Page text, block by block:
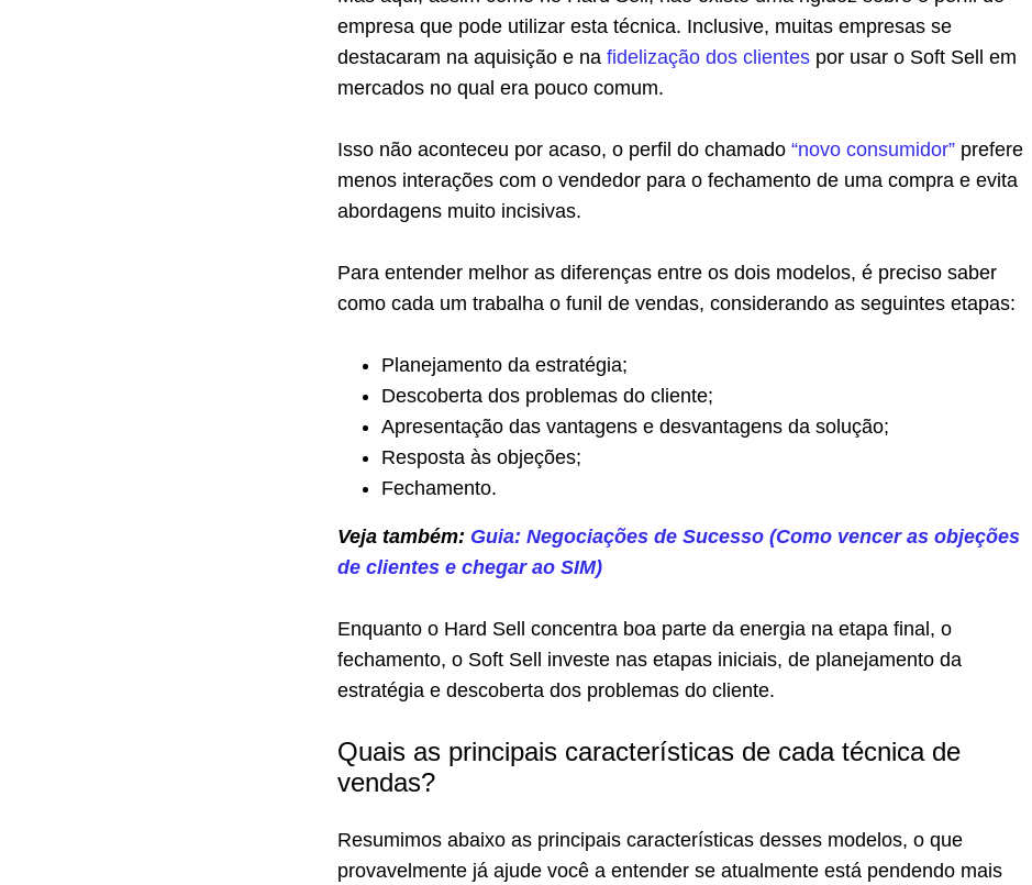
empresa que pode utilizar esta técnica. Inclusive, muitas empresas se
destacaram na aquisição e na fidelização dos clientes por usar o Soft Sell em
mercados no qual era pouco comum.
Isso não aconteceu por acaso, o perfil do chamado “novo consumidor” prefere
menos interações com o vendedor para o fechamento de uma compra e evita
abordagens muito incisivas.
Para entender melhor as diferenças entre os dois modelos, é preciso saber
como cada um trabalha o funil de vendas, considerando as seguintes etapas:
Planejamento da estratégia;
Descoberta dos problemas do cliente;
Apresentação das vantagens e desvantagens da solução;
Resposta às objeções;
Fechamento.
Veja também: Guia: Negociações de Sucesso (Como vencer as objeções
de clientes e chegar ao SIM)
Enquanto o Hard Sell concentra boa parte da energia na etapa final, o
fechamento, o Soft Sell investe nas etapas iniciais, de planejamento da
estratégia e descoberta dos problemas do cliente.
Quais as principais características de cada técnica de
vendas?
Resumimos abaixo as principais características desses modelos, o que
provavelmente já ajude você a entender se atualmente está pendendo mais